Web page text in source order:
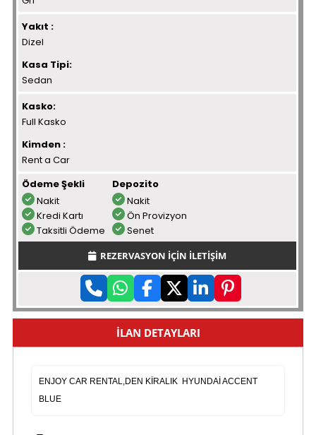
Yakıt :
Dizel
Kasa Tipi:
Sedan
Kasko:
Full Kasko
Kimden :
Rent a Car
Ödeme Şekli
Nakit
Kredi Kartı
Taksitli Ödeme
Depozito
Nakit
Ön Provizyon
Senet
REZERVASYON İÇİN İLETİŞİM
İLAN DETAYLARI
ENJOY CAR RENTAL,DEN KİRALIK HYUNDAİ ACCENT
BLUE